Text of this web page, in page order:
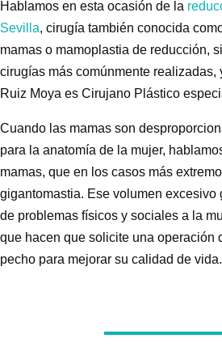
Hablamos en esta ocasión de la
Sevilla, cirugía también conocida
mamas o mamoplastia de reducción,
cirugías más comúnmente realizadas,
Ruiz Moya es Cirujano Plástico
Cuando las mamas son
para la anatomía de la mujer,
mamas, que en los casos más
gigantomastia. Ese volumen excesivo
de problemas físicos y sociales a la
que hacen que solicite una operación
pecho para mejorar su calidad de vida.